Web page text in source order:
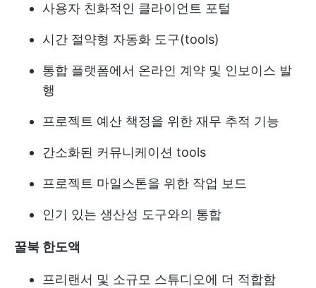
사용자 친화적인 클라이언트 포털
시간 절약형 자동화 도구(tools)
통합 플랫폼에서 온라인 계약 및 인보이스 발
행
프로젝트 예산 책정을 위한 재무 추적 기능
간소화된 커뮤니케이션 tools
프로젝트 마일스톤을 위한 작업 보드
인기 있는 생산성 도구와의 통합
꿀북 한도액
프리랜서 및 소규모 스튜디오에 더 적합함